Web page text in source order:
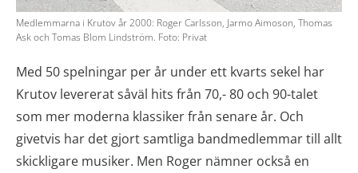
Medlemmarna i Krutov år 2000: Roger Carlsson, Jarmo Aimoson, Thomas
Ask och Tomas Blom Lindström. Foto: Privat
Med 50 spelningar per år under ett kvarts sekel har
Krutov levererat såväl hits från 70,- 80 och 90-talet
som mer moderna klassiker från senare år. Och
givetvis har det gjort samtliga bandmedlemmar till allt
skickligare musiker. Men Roger nämner också en